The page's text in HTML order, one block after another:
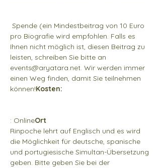
pro Biografie wird empfohlen. Falls es
Ihnen nicht möglich ist, diesen Beitrag zu
leisten, schreiben Sie bitte an
events@aryatara.net. Wir werden immer
einen Weg finden, damit Sie teilnehmen
können!Kosten:
: OnlineOrt
Rinpoche lehrt auf Englisch und es wird
die Möglichkeit für deutsche, spanische
und portugiesische Simultan-Übersetzung
geben. Bitte geben Sie bei der